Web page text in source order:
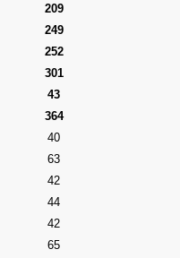
209
249
252
301
43
364
40
63
42
44
42
65